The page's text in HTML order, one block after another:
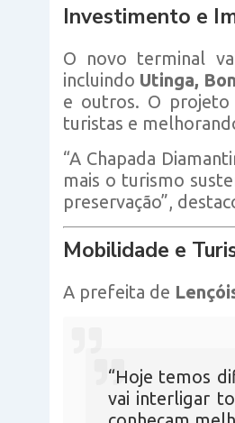
Investimento e
O novo terminal
incluindo Utinga,
e outros. O
turistas e
“A Chapada
mais o turismo
preservação”,
Mobilidade e
A prefeita de
“Hoje temos
vai interligar